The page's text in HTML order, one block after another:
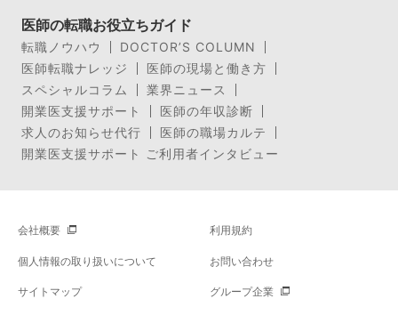
医師の転職お役立ちガイド
転職ノウハウ
DOCTOR’S COLUMN
医師転職ナレッジ
医師の現場と働き方
スペシャルコラム
業界ニュース
開業医支援サポート
医師の年収診断
求人のお知らせ代行
医師の職場カルテ
開業医支援サポート ご利用者インタビュー
会社概要 利用規約
個人情報の取り扱いについて お問い合わせ
サイトマップ グループ企業